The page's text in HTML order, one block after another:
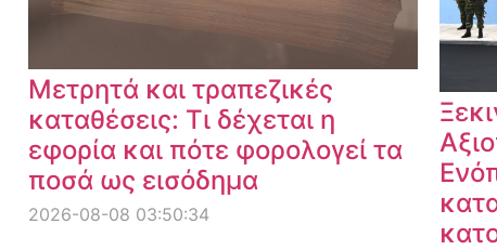
Μετρητά και τραπεζικές
καταθέσεις: Τι δέχεται η
εφορία και πότε φορολογεί τα
ποσά ως εισόδημα
2026-08-08 03:50:34